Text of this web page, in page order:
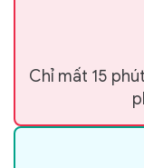
Chỉ mất 15